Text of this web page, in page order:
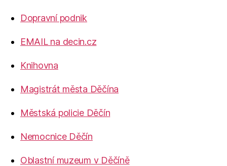
Dopravní podnik
EMAIL na decin.cz
Knihovna
Magistrát města Děčína
Městská policie Děčín
Nemocnice Děčín
Oblastní muzeum v Děčíně